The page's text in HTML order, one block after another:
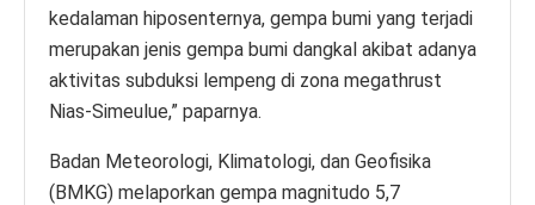
kedalaman hiposenternya, gempa bumi yang terjadi
merupakan jenis gempa bumi dangkal akibat adanya
aktivitas subduksi lempeng di zona megathrust
Nias-Simeulue,” paparnya.
Badan Meteorologi, Klimatologi, dan Geofisika
(BMKG) melaporkan gempa magnitudo 5,7